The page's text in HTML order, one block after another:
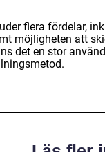
flera fördelar,
möjligheten att
det en stor